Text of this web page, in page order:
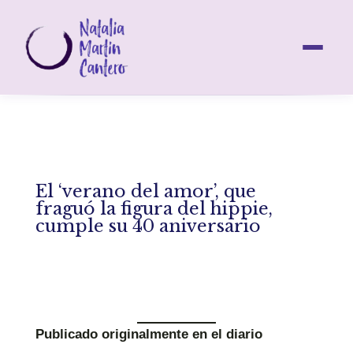
El ‘verano del amor’, que
fraguó la figura del hippie,
cumple su 40 aniversario
Publicado originalmente en el diario